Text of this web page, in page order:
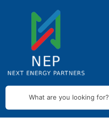
What are you looking for?